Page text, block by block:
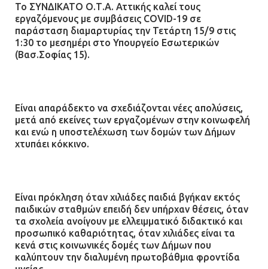
Η Οινόη αποκτά μια νέα, σύγχρονη
και ασφαλή παιδική χαρά
Τηλεφωνικές απάτες με λεία
130.000 ευρώ στην Αττική
13.07.2026 | 20:44
Ασπρόπυργος: Πέθανε ένας από
τους σοβαρά εγκαυματίες της
μεγάλης έκρηξης στο εργοστάσιο
12.07.2026 | 15:07
Το ΣΥΝΔΙΚΑΤΟ Ο.Τ.Α. Αττικής καλεί τους
εργαζόμενους με συμβάσεις COVID-19 σε
παράσταση διαμαρτυρίας την Τετάρτη 15/9 στις
1:30 το μεσημέρι στο Υπουργείο Εσωτερικών
(Βασ.Σοφίας 15).
Είναι απαράδεκτο να σχεδιάζονται νέες απολύσεις,
μετά από εκείνες των εργαζομένων στην κοινωφελή
και ενώ η υποστελέχωση των δομών των Δήμων
χτυπάει κόκκινο.
Είναι πρόκληση όταν χιλιάδες παιδιά βγήκαν εκτός
παιδικών σταθμών επειδή δεν υπήρχαν θέσεις, όταν
τα σχολεία ανοίγουν με ελλειμματικό διδακτικό και
προσωπικό καθαριότητας, όταν χιλιάδες είναι τα
κενά στις κοινωνικές δομές των Δήμων που
καλύπτουν την διαλυμένη πρωτοβάθμια φροντίδα